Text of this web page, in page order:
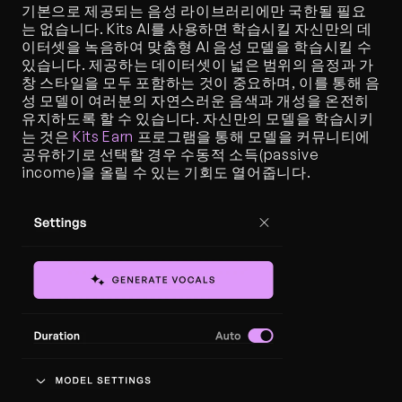
기본으로 제공되는 음성 라이브러리에만 국한될 필요
는 없습니다. Kits AI를 사용하면 학습시킬 자신만의 데
이터셋을 녹음하여 맞춤형 AI 음성 모델을 학습시킬 수
있습니다. 제공하는 데이터셋이 넓은 범위의 음정과 가
창 스타일을 모두 포함하는 것이 중요하며, 이를 통해 음
성 모델이 여러분의 자연스러운 음색과 개성을 온전히
유지하도록 할 수 있습니다. 자신만의 모델을 학습시키
는 것은 Kits Earn 프로그램을 통해 모델을 커뮤니티에
공유하기로 선택할 경우 수동적 소득(passive
income)을 올릴 수 있는 기회도 열어줍니다.